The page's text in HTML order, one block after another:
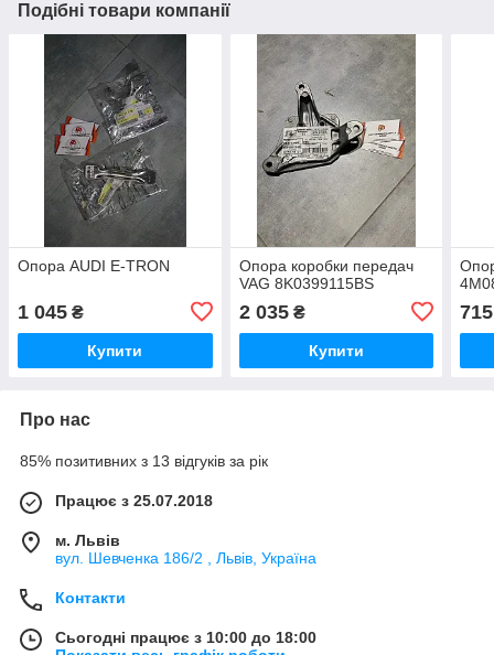
Подібні товари компанії
Опора AUDI E-TRON
1 045 ₴
Купити
Опора коробки передач
VAG 8K0399115BS
2 035₴
Купити
715
Про нас
85% позитивних з 13 відгуків за рік
Працює з 25.07.2018
м. Львів
вул. Шевченка 186/2 , Львів, Україна
Контакти
Сьогодні працює з 10:00 до 18:00